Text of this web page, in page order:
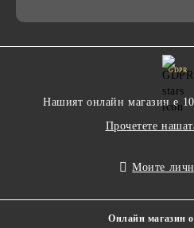
GDPR
Нашият онлайн магазин е
Прочетете
Моите
Онлайн магазин